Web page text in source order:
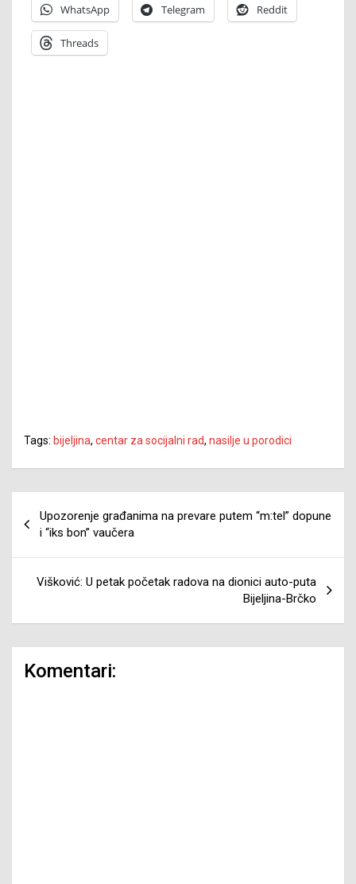
WhatsApp Telegram Reddit
Threads
Tags: bijeljina, centar za socijalni rad, nasilje u porodici
članaka
Upozorenje građanima na prevare putem “m:tel” dopune
i “iks bon” vaučera
Višković: U petak početak radova na dionici auto-puta
Bijeljina-Brčko
Komentari: